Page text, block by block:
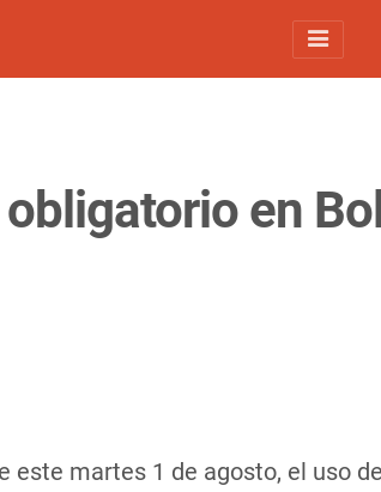
en
este martes 1 de agosto, el uso